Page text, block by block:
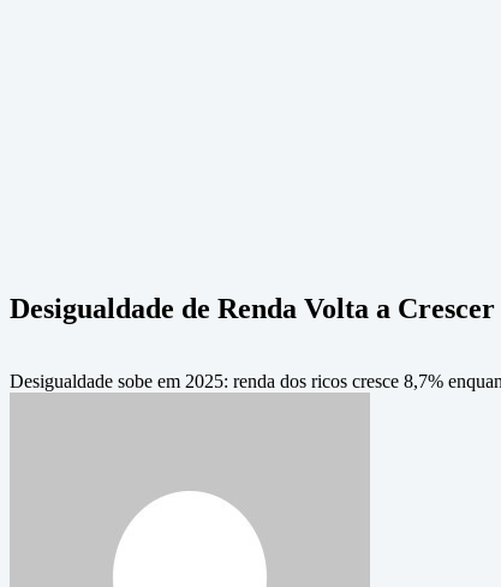
Desigualdade de Renda Volta a
Desigualdade sobe em 2025: renda dos ricos cresce 8,7%